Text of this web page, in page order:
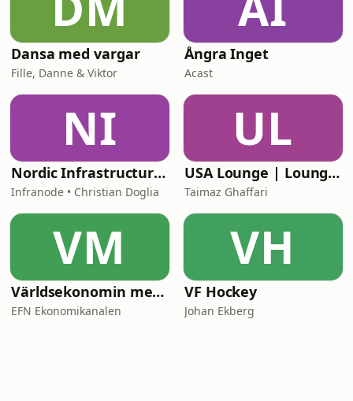
Dansa med vargar
Fille, Danne & Viktor
Ångra Inget
Acast
NI
Nordic Infrastructure: Behind the Decisions
Infranode • Christian Doglia
UL
USA Lounge | LoungePodden
Taimaz Ghaffari
VM
Världsekonomin med Katrine Kielos och Claes Måhlén
EFN Ekonomikanalen
VH
VF Hockey
Johan Ekberg